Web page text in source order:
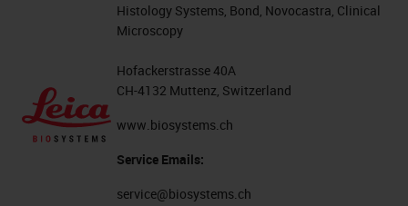
Histology Systems, Bond, Novocastra, Clinical
Microscopy
Hofackerstrasse 40A
CH-4132 Muttenz, Switzerland
www.biosystems.ch
Service Emails:
service@biosystems.ch